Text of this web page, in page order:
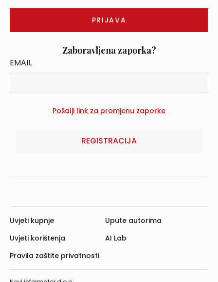
Zaboravljena zaporka?
EMAIL
REGISTRACIJA
Uvjeti kupnje
Uvjeti korištenja
Pravila zaštite privatnosti
Upute autorima
AI Lab